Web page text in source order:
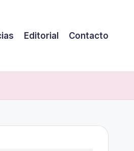
Editorial Contacto